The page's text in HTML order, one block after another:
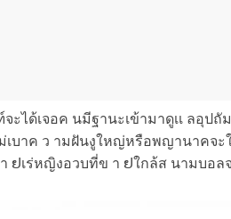
ได้เจอค นมีฐานะเข้ามาดูเเ ลอุปถั
ม่เบาค ว ามฝันงูใหญ่หรือพญานาคจะ
ຢเร่หญิงอวบที่ข า ຢใกล้ส นามบอล